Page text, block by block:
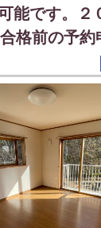
能です。２
格前の予約